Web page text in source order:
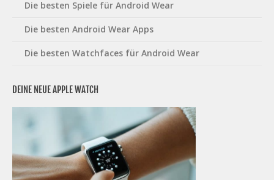
Die besten Spiele für Android Wear
Die besten Android Wear Apps
Die besten Watchfaces für Android Wear
DEINE NEUE APPLE WATCH